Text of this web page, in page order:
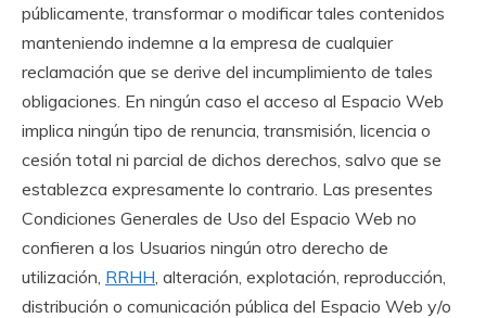
públicamente, transformar o modificar tales contenidos
manteniendo indemne a la empresa de cualquier
reclamación que se derive del incumplimiento de tales
obligaciones. En ningún caso el acceso al Espacio Web
implica ningún tipo de renuncia, transmisión, licencia o
cesión total ni parcial de dichos derechos, salvo que se
establezca expresamente lo contrario. Las presentes
Condiciones Generales de Uso del Espacio Web no
confieren a los Usuarios ningún otro derecho de
utilización, RRHH , alteración, explotación, reproducción,
distribución o comunicación pública del Espacio Web y/o